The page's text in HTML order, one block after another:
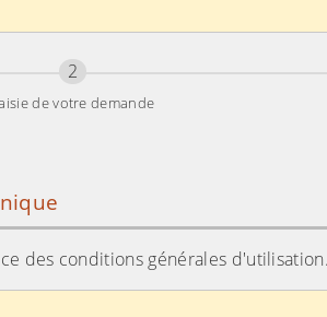
Étape
2sur 3
de votre demande
des conditions générales d'utilisation.